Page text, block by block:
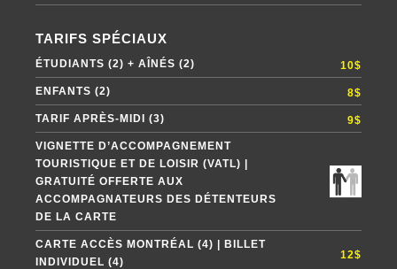
TARIFS SPÉCIAUX
ÉTUDIANTS (2) + AÎNÉS (2) 10$
ENFANTS (2) 8$
TARIF APRÈS-MIDI (3) 9$
VIGNETTE D’ACCOMPAGNEMENT
TOURISTIQUE ET DE LOISIR (VATL) |
GRATUITÉ OFFERTE AUX
ACCOMPAGNATEURS DES DÉTENTEURS
DE LA CARTE
CARTE ACCÈS MONTRÉAL (4) | BILLET
INDIVIDUEL (4)
12$